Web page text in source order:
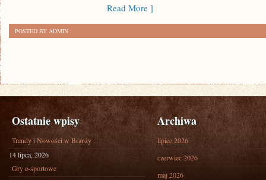
Read More ]
POSTED BY ADMIN
Ostatnie wpisy
Trendy i Nowości w Branży
14 lipca, 2026
Gry e-sportowe
Archiwa
lipiec 2026
czerwiec 2026
maj 2026